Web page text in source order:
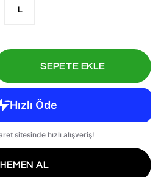
L
SEPETE EKLE
HEMEN AL